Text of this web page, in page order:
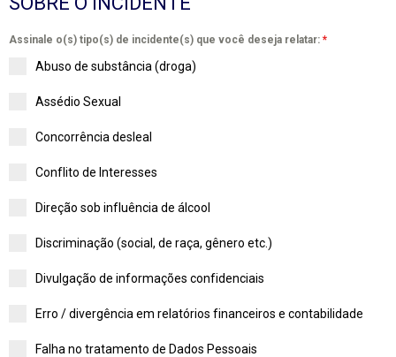
Assinale o(s) tipo(s) de incidente(s) que você deseja relatar: *
Abuso de substância (droga)
Assédio Sexual
Concorrência desleal
Conflito de Interesses
Direção sob influência de álcool
Discriminação (social, de raça, gênero etc.)
Divulgação de informações confidenciais
Erro / divergência em relatórios financeiros e contabilidade
Falha no tratamento de Dados Pessoais